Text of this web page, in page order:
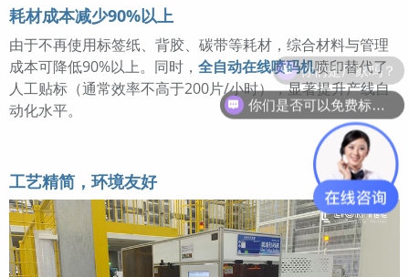
耗材成本减少90%以上
由于不再使用标签纸、背胶、碳带等耗材，综合材料与管理
成本可降低90%以上。同时， 全自动在线喷码机喷印替代了
人工贴标（通常效率不高于200片/小时），显著提升产线自
动化水平。
工艺精简，环境友好
你们是厂家吗？
你们是否可以免费标识打样？